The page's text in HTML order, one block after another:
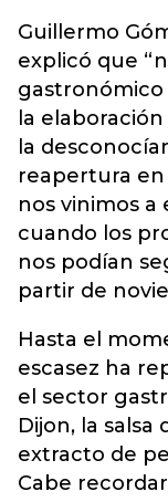
Guillermo
explicó que
gastronómico
la
la
reapertura
nos vinimos a
cuando los
nos podían
partir de
Hasta el
escasez ha
el sector
Dijon, la salsa
extracto de
Cabe